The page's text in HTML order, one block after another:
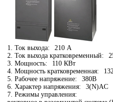
1. Ток выхода:
210 А
2. Ток выхода кратковременный:
3. Мощность:
110 КВт
4. Мощность кратковременная:
5. Рабочее напряжение:
380В
6. Характер напряжения:
3(N)AC
7. Режимы управления: